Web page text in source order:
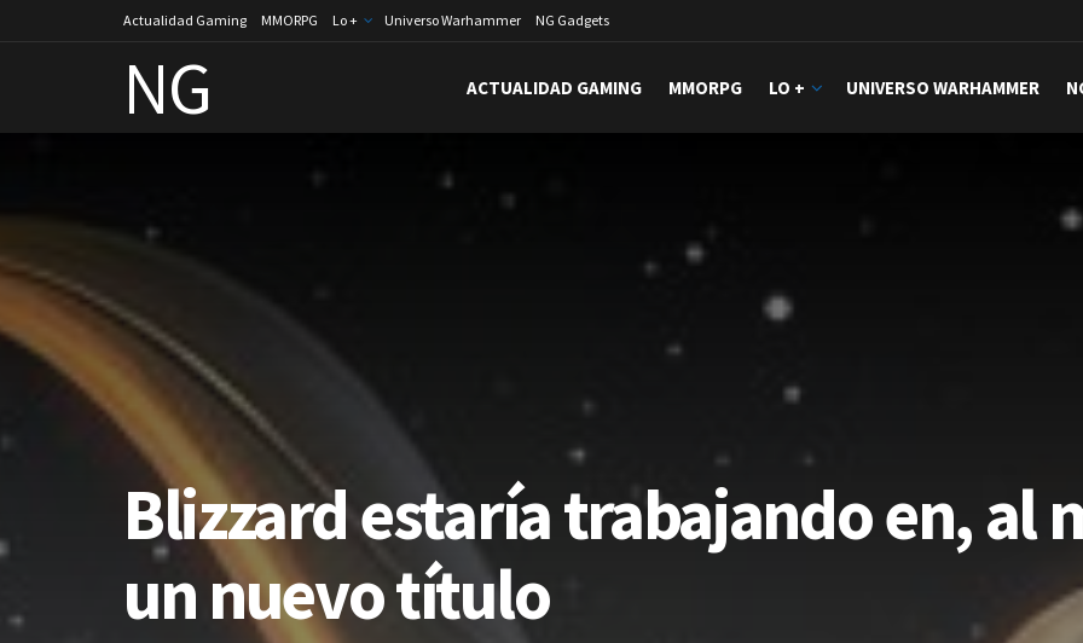
Actualidad Gaming MMORPG Lo + Universo Warhammer NG Gadgets
NG ACTUALIDAD GAMING MMORPG LO + UNIVERSO WARHAMMER
Blizzard estaría trabajando en, al
un nuevo título